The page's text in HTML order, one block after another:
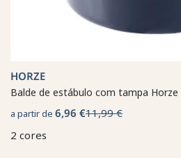
HORZE
Balde de estábulo com tampa Horze
a partir de 6,96 €11,99 €
2 cores